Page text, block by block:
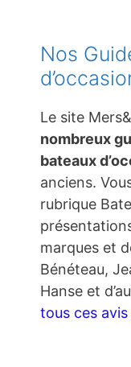
Nos
Le site
nombreux
bateaux
anciens.
rubrique
marques et
Bénéteau,
Hanse et
tous ces